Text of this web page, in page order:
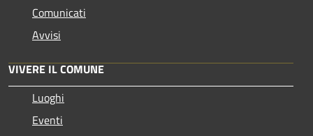
Comunicati
Avvisi
VIVERE IL COMUNE
Luoghi
Eventi